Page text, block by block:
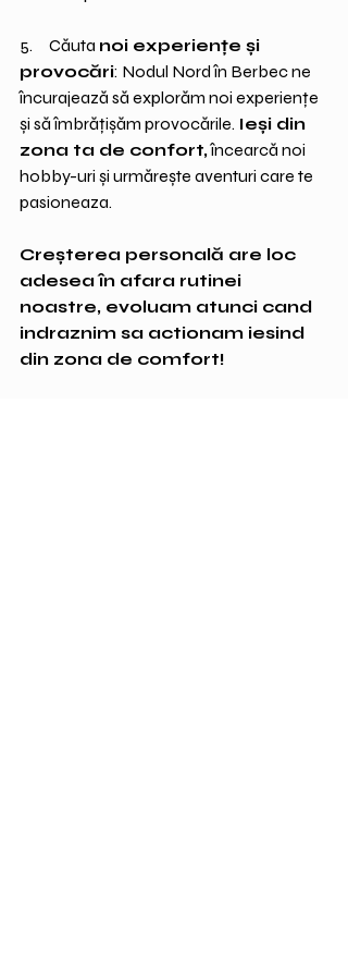
5.     Căuta noi experiențe și
provocări: Nodul Nord în Berbec ne
încurajează să explorăm noi experiențe
și să îmbrățișăm provocările. Ieși din
zona ta de confort, încearcă noi
hobby-uri și urmărește aventuri care te
pasioneaza.
Creșterea personală are loc
adesea în afara rutinei
noastre, evoluam atunci cand
indraznim sa actionam iesind
din zona de comfort!